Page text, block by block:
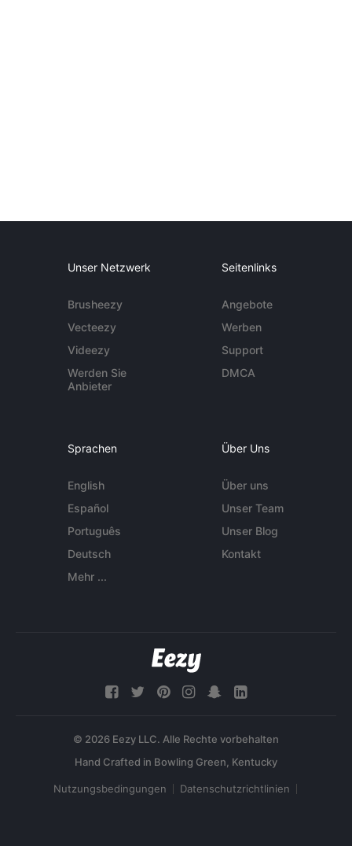
Unser Netzwerk
Brusheezy
Vecteezy
Videezy
Werden Sie
Anbieter
Seitenlinks
Angebote
Werben
Support
DMCA
Sprachen
English
Español
Português
Deutsch
Mehr ...
Über Uns
Über uns
Unser Team
Unser Blog
Kontakt
© 2026 Eezy LLC. Alle Rechte vorbehalten
Nutzungsbedingungen Datenschutzrichtlinien